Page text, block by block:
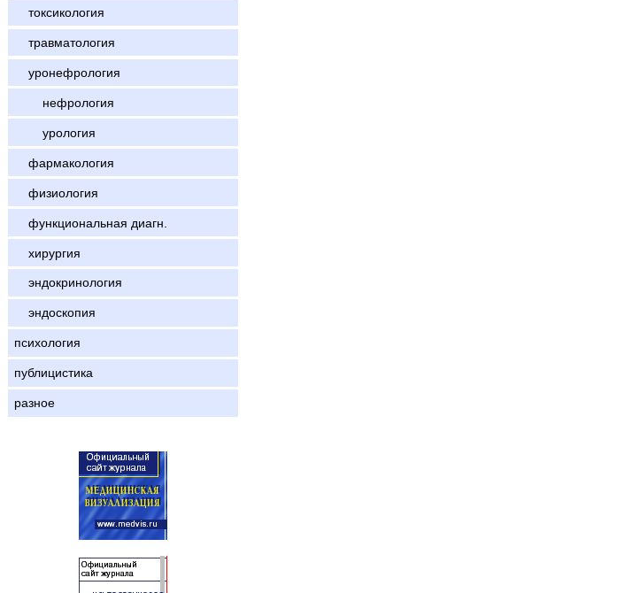
токсикология
травматология
уронефрология
нефрология
урология
фармакология
физиология
функциональная диагн.
хирургия
эндокринология
эндоскопия
психология
публицистика
разное